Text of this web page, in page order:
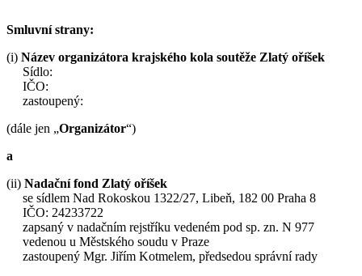
Smluvní strany:
(i) Název organizátora krajského kola soutěže Zlatý oříšek
Sídlo:
IČO:
zastoupený:
(dále jen „Organizátor“)
a
(ii) Nadační fond Zlatý oříšek
se sídlem Nad Rokoskou 1322/27, Libeň, 182 00 Praha 8
IČO: 24233722
zapsaný v nadačním rejstříku vedeném pod sp. zn. N 977
vedenou u Městského soudu v Praze
zastoupený Mgr. Jiřím Kotmelem, předsedou správní rady